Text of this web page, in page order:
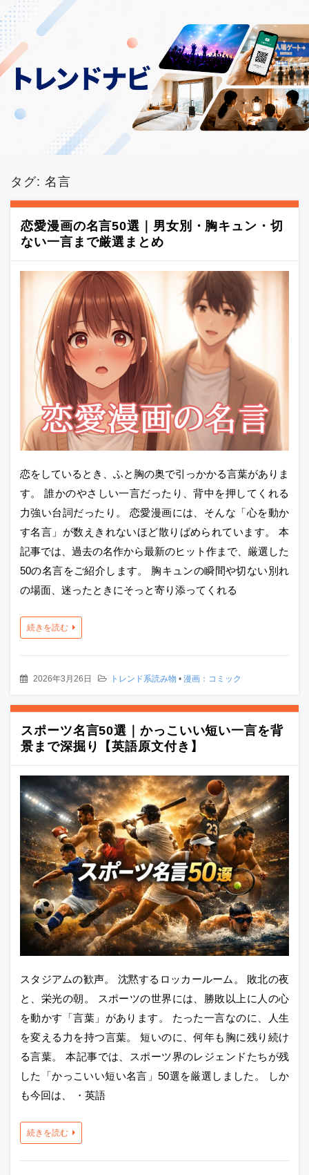
タグ: 名言
恋愛漫画の名言50選｜男女別・胸キュン・切
ない一言まで厳選まとめ
恋をしているとき、ふと胸の奥で引っかかる言葉がありま
す。 誰かのやさしい一言だったり、背中を押してくれる
力強い台詞だったり。 恋愛漫画には、そんな「心を動か
す名言」が数えきれないほど散りばめられています。 本
記事では、過去の名作から最新のヒット作まで、厳選した
50の名言をご紹介します。 胸キュンの瞬間や切ない別れ
の場面、迷ったときにそっと寄り添ってくれる
続きを読む
2026年3月26日 トレンド系読み物 • 漫画：コミック
スポーツ名言50選｜かっこいい短い一言を背
景まで深掘り【英語原文付き】
スタジアムの歓声。 沈黙するロッカールーム。 敗北の夜
と、栄光の朝。 スポーツの世界には、勝敗以上に人の心
を動かす「言葉」があります。 たった一言なのに、人生
を変える力を持つ言葉。 短いのに、何年も胸に残り続け
る言葉。 本記事では、スポーツ界のレジェンドたちが残
した「かっこいい短い名言」50選を厳選しました。 しか
も今回は、 ・英語
続きを読む